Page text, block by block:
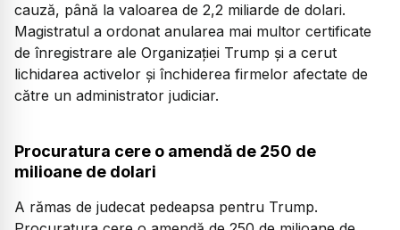
cauză, până la valoarea de 2,2 miliarde de dolari.
Magistratul a ordonat anularea mai multor certificate
de înregistrare ale Organizaţiei Trump şi a cerut
lichidarea activelor şi închiderea firmelor afectate de
către un administrator judiciar.
Procuratura cere o amendă de 250 de
milioane de dolari
A rămas de judecat pedeapsa pentru Trump.